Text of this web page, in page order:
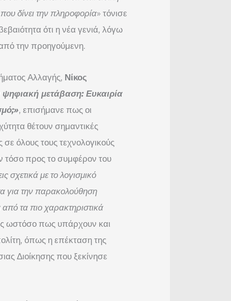
δίνει την πληροφορία» τόνισε
ότι η νέα γενιά, λόγω
την προηγούμενη.
Αλλαγής, Νίκος
ψηφιακή μετάβαση: Ευκαιρία
, επισήμανε πως οι
θέτουν σημαντικές
όλους τους τεχνολογικούς
τόσο προς το συμφέρον του
σχετικά με το λογισμικό
για την παρακολούθηση
τα πιο χαρακτηριστικά
ωστόσο πως υπάρχουν και
όπως η επέκταση της
Διοίκησης που ξεκίνησε